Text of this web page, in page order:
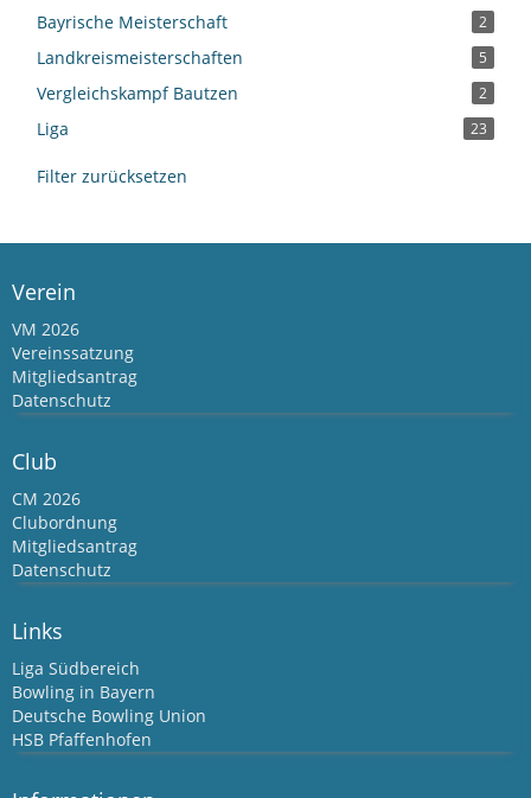
Bayrische Meisterschaft 2
Landkreismeisterschaften 5
Vergleichskampf Bautzen 2
Liga 23
Filter zurücksetzen
Verein
VM 2026
Vereinssatzung
Mitgliedsantrag
Datenschutz
Club
CM 2026
Clubordnung
Mitgliedsantrag
Datenschutz
Links
Liga Südbereich
Bowling in Bayern
Deutsche Bowling Union
HSB Pfaffenhofen